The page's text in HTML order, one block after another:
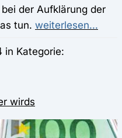
der Aufklärung der
tun. weiterlesen...
in Kategorie:
wirds